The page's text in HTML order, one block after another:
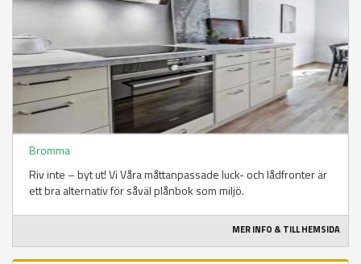
Bromma
Riv inte – byt ut! Vi Våra måttanpassade luck- och lådfronter är
ett bra alternativ för såväl plånbok som miljö.
MER INFO & TILL HEMSIDA